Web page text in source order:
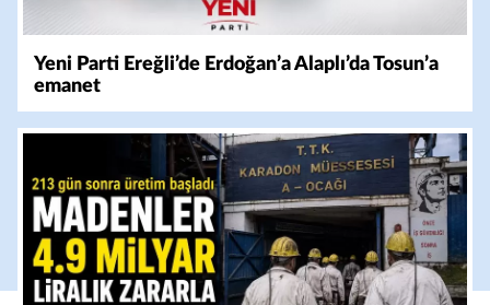
Yeni Parti Ereğli’de Erdoğan’a Alaplı’da Tosun’a
emanet